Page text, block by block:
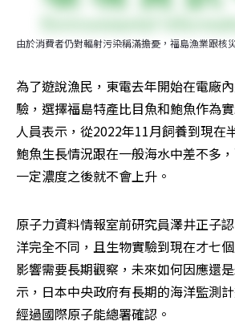
由於消費者仍對輻射污染稱滿擔憂，福島漁業跟核
為了遊說漁民，東電去年開始在電廠
驗，選擇福島特產比目魚和鮑魚作為
人員表示，從2022年11月飼養到現在
鮑魚生長情況跟在一般海水中差不多
一定濃度之後就不會上升。
原子力資料情報室前研究員澤井正子
洋完全不同，且生物實驗到現在才七
影響需要長期觀察，未來如何因應還
示，日本中央政府有長期的海洋監測
經過國際原子能總署確認。